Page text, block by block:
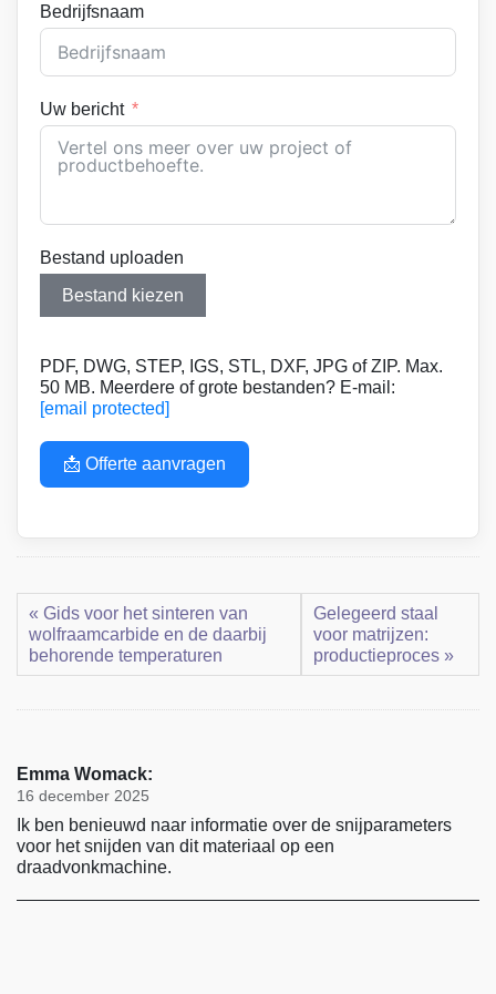
Bedrijfsnaam
Uw bericht
Bestand uploaden
Bestand kiezen
PDF, DWG, STEP, IGS, STL, DXF, JPG of ZIP. Max.
50 MB. Meerdere of grote bestanden? E-mail:
[email protected]
📩 Offerte aanvragen
« Gids voor het sinteren van
wolfraamcarbide en de daarbij
behorende temperaturen
Gelegeerd staal
voor matrijzen:
productieproces »
Emma Womack:
16 december 2025
Ik ben benieuwd naar informatie over de snijparameters
voor het snijden van dit materiaal op een
draadvonkmachine.